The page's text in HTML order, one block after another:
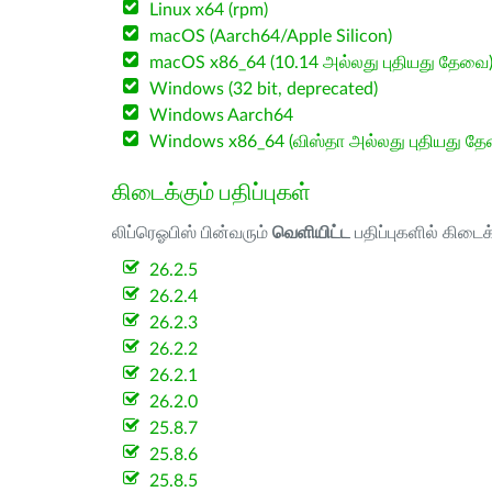
Linux x64 (rpm)
macOS (Aarch64/Apple Silicon)
macOS x86_64 (10.14 அல்லது புதியது தேவை)
Windows (32 bit, deprecated)
Windows Aarch64
Windows x86_64 (விஸ்தா அல்லது புதியது
கிடைக்கும் பதிப்புகள்
லிப்ரெஓபிஸ் பின்வரும் வெளியிட்ட பதிப்புகளில்
26.2.5
26.2.4
26.2.3
26.2.2
26.2.1
26.2.0
25.8.7
25.8.6
25.8.5